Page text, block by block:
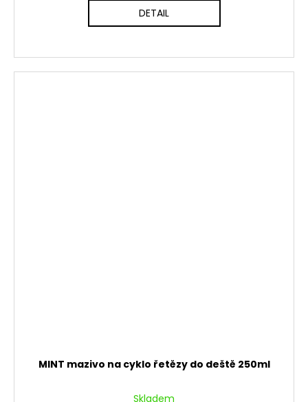
DETAIL
MINT mazivo na cyklo řetězy do deště 250ml
Skladem